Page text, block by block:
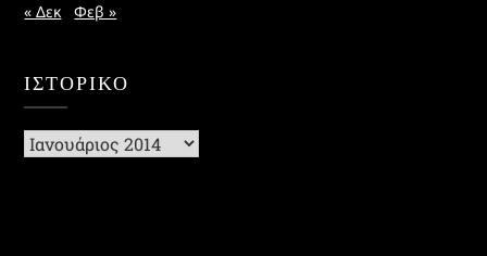
« Δεκ
Φεβ »
ΙΣΤΟΡΙΚΌ
Ιστορικό